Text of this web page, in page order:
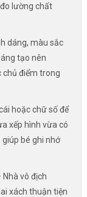
lường chất
dáng, màu sắc
tạo nên
chủ điểm trong
hoặc chữ số để
xếp hình vừa có
bé ghi nhớ
vô địch
xách thuận tiện